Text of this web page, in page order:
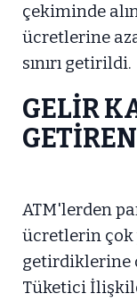
çekiminde
ücretlerine
sınırı getirildi.
GELİR
ATM'lerden
ücretlerin çok
getirdiklerine
Tüketici